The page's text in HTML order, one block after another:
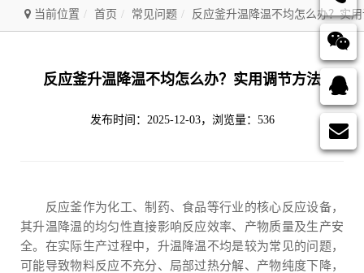
当前位置 首页 常见问题 反应釜升温降温不均怎么办？实
反应釜升温降温不均怎么办？实用调节方法
发布时间：2025-12-03，浏览量：536
反应釜作为化工、制药、食品等行业的核心反应设备，
其升温降温的均匀性直接影响反应效率、产物质量及生产安
全。在实际生产过程中，升温降温不均是较为常见的问题，
可能导致物料反应不充分、局部过热分解、产物纯度下降，